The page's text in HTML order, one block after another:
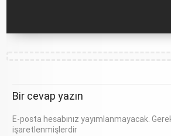
Bir cevap yazın
E-posta hesabınız yayımlanmayacak.
işaretlenmişlerdir